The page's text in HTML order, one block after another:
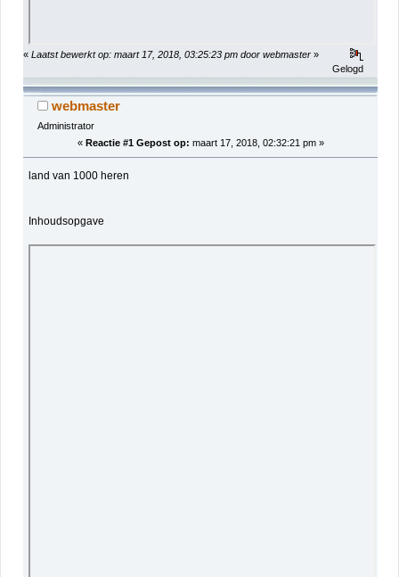
« Laatst bewerkt op: maart 17, 2018, 03:25:23 pm door webmaster »
Gelogd
webmaster
Administrator
« Reactie #1 Gepost op: maart 17, 2018, 02:32:21 pm »
land van 1000 heren
Inhoudsopgave